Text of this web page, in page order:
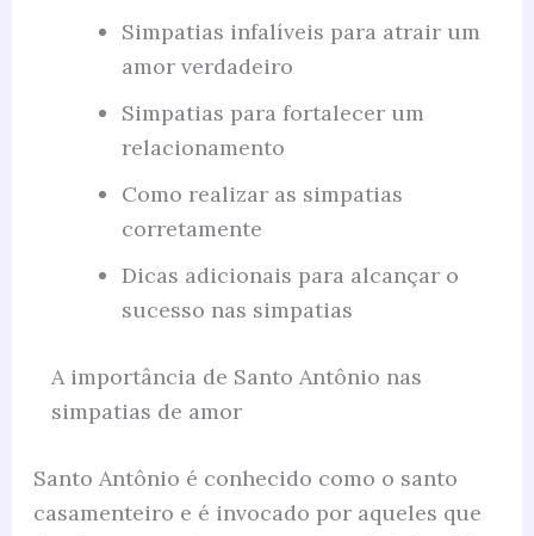
Simpatias infalíveis para atrair um
amor verdadeiro
Simpatias para fortalecer um
relacionamento
Como realizar as simpatias
corretamente
Dicas adicionais para alcançar o
sucesso nas simpatias
A importância de Santo Antônio nas
simpatias de amor
Santo Antônio é conhecido como o santo
casamenteiro e é invocado por aqueles que